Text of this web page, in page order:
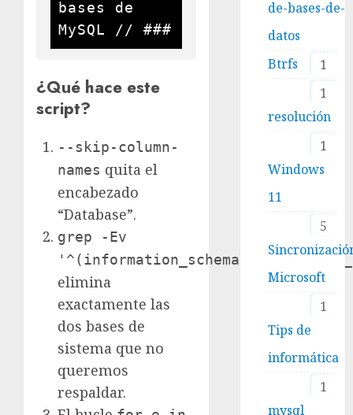
bases de
¿Qué hace este
script?
--skip-column-
names quita el
encabezado
“Database”.
grep -Ev
elimina
exactamente las
dos bases de
sistema que no
queremos
respaldar.
de-bases-de-
datos
1
Btrfs
1
resolución
1
Windows
11
5
Microsoft
1
Tips de
informática
1
mysql